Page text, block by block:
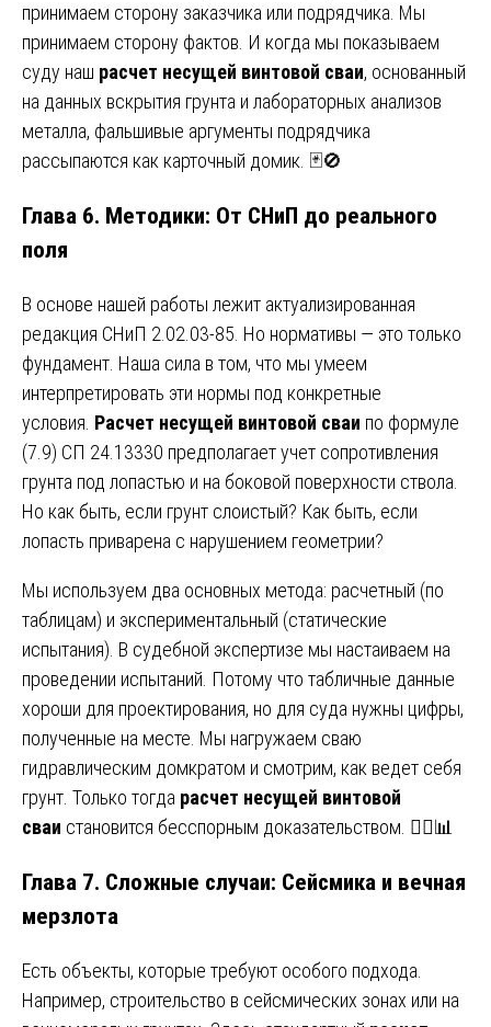
принимаем сторону заказчика или подрядчика. Мы
принимаем сторону фактов. И когда мы показываем
суду наш расчет несущей винтовой сваи, основанный
на данных вскрытия грунта и лабораторных анализов
металла, фальшивые аргументы подрядчика
рассыпаются как карточный домик. 🃏🚫
Глава 6. Методики: От СНиП до реального
поля
В основе нашей работы лежит актуализированная
редакция СНиП 2.02.03-85. Но нормативы — это только
фундамент. Наша сила в том, что мы умеем
интерпретировать эти нормы под конкретные
условия. Расчет несущей винтовой сваи по формуле
(7.9) СП 24.13330 предполагает учет сопротивления
грунта под лопастью и на боковой поверхности ствола.
Но как быть, если грунт слоистый? Как быть, если
лопасть приварена с нарушением геометрии?
Мы используем два основных метода: расчетный (по
таблицам) и экспериментальный (статические
испытания). В судебной экспертизе мы настаиваем на
проведении испытаний. Потому что табличные данные
хороши для проектирования, но для суда нужны цифры,
полученные на месте. Мы нагружаем сваю
гидравлическим домкратом и смотрим, как ведет себя
грунт. Только тогда расчет несущей винтовой
сваи становится бесспорным доказательством. 🏋️‍♂️📊
Глава 7. Сложные случаи: Сейсмика и вечная
мерзлота
Есть объекты, которые требуют особого подхода.
Например, строительство в сейсмических зонах или на